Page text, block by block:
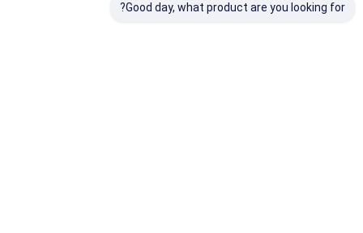
Good day, what product are you looking for?